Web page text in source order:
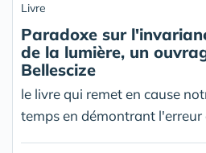
Livre
Paradoxe sur
de la lumière, un
Bellescize
le livre qui remet en cause
temps en démontrant l'erreur